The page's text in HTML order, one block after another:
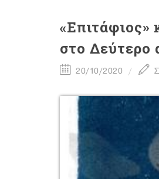
στο Δεύτερο
20/10/2020